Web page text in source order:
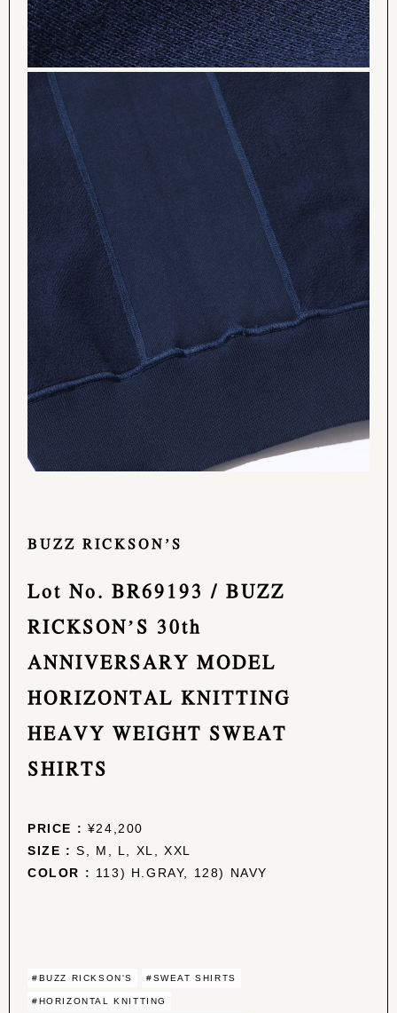
BUZZ RICKSON’S
Lot No. BR69193 / BUZZ
RICKSON’S 30th
ANNIVERSARY MODEL
HORIZONTAL KNITTING
HEAVY WEIGHT SWEAT
SHIRTS
PRICE : ¥24,200
SIZE : S, M, L, XL, XXL
COLOR : 113) H.GRAY, 128) NAVY
#BUZZ RICKSON'S #SWEAT SHIRTS
#HORIZONTAL KNITTING